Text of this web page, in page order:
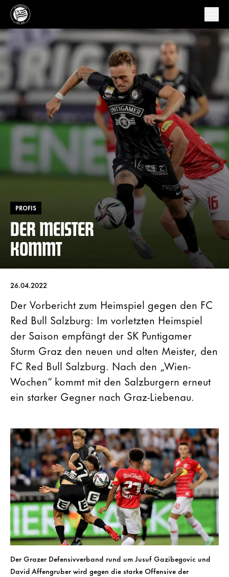
PROFIS
DER MEISTER
KOMMT
26.04.2022
Der Vorbericht zum Heimspiel gegen den FC
Red Bull Salzburg: Im vorletzten Heimspiel
der Saison empfängt der SK Puntigamer
Sturm Graz den neuen und alten Meister, den
FC Red Bull Salzburg. Nach den „Wien-
Wochen“ kommt mit den Salzburgern erneut
ein starker Gegner nach Graz-Liebenau.
Der Grazer Defensivverband rund um Jusuf Gazibegovic und
David Affengruber wird gegen die starke Offensive der